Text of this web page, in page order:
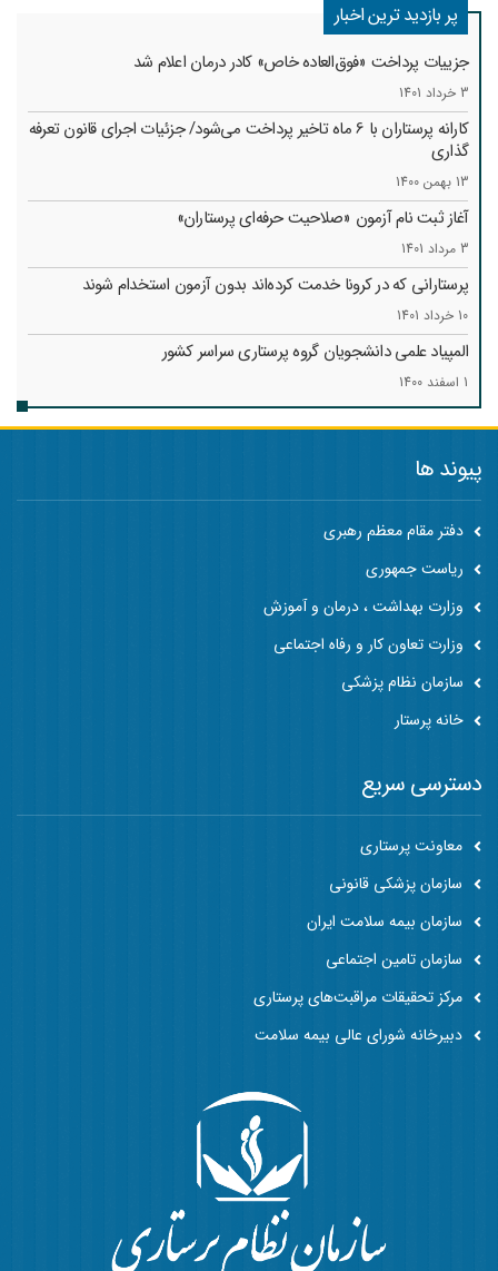
پر بازدید ترین اخبار
جزییات پرداخت «فوق‌العاده خاص» کادر درمان اعلام شد
3 خرداد 1401
کارانه‌ پرستاران با 6 ماه تاخیر پرداخت می‌شود/ جزئیات اجرای قانون تعرفه
گذاری
13 بهمن 1400
آغاز ثبت نام آزمون «صلاحیت حرفه‌ای پرستاران»
3 مرداد 1401
پرستارانی که در کرونا خدمت کرد‌ه‌اند بدون آزمون استخدام شوند
10 خرداد 1401
المپیاد علمی دانشجویان گروه پرستاری سراسر کشور
1 اسفند 1400
پیوند ها
دفتر مقام معظم رهبری
ریاست جمهوری
وزارت بهداشت ، درمان و آموزش
وزارت تعاون کار و رفاه اجتماعی
سازمان نظام پزشکی
خانه پرستار
دسترسی سریع
معاونت پرستاری
سازمان پزشکی قانونی
سازمان بیمه سلامت ایران
سازمان تامین اجتماعی
مرکز تحقیقات مراقبت‌های پرستاری
دبیرخانه شورای عالی بیمه سلامت